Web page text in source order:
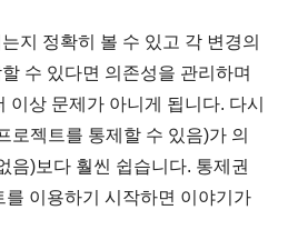
지 정확히 볼 수 있고 각 변경의
수 있다면 의존성을 관리하며
이상 문제가 아니게 됩니다. 다시
로젝트를 통제할 수 있음)가 의
음)보다 훨씬 쉽습니다. 통제권
를 이용하기 시작하면 이야기가